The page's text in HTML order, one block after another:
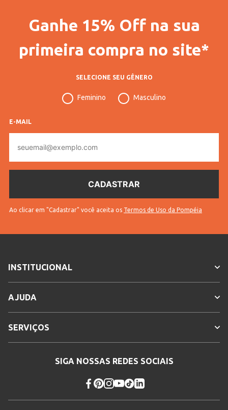
Ganhe 15% Off na sua
primeira compra no site*
SELECIONE SEU GÊNERO
Feminino Masculino
E-MAIL
mail
Ao clicar em "Cadastrar" você aceita os Termos de Uso da Pompéia
INSTITUCIONAL
AJUDA
SERVIÇOS
SIGA NOSSAS REDES SOCIAIS